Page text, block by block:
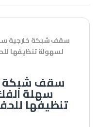
لسهولة تنظيفها
سهلة
تنظيفها